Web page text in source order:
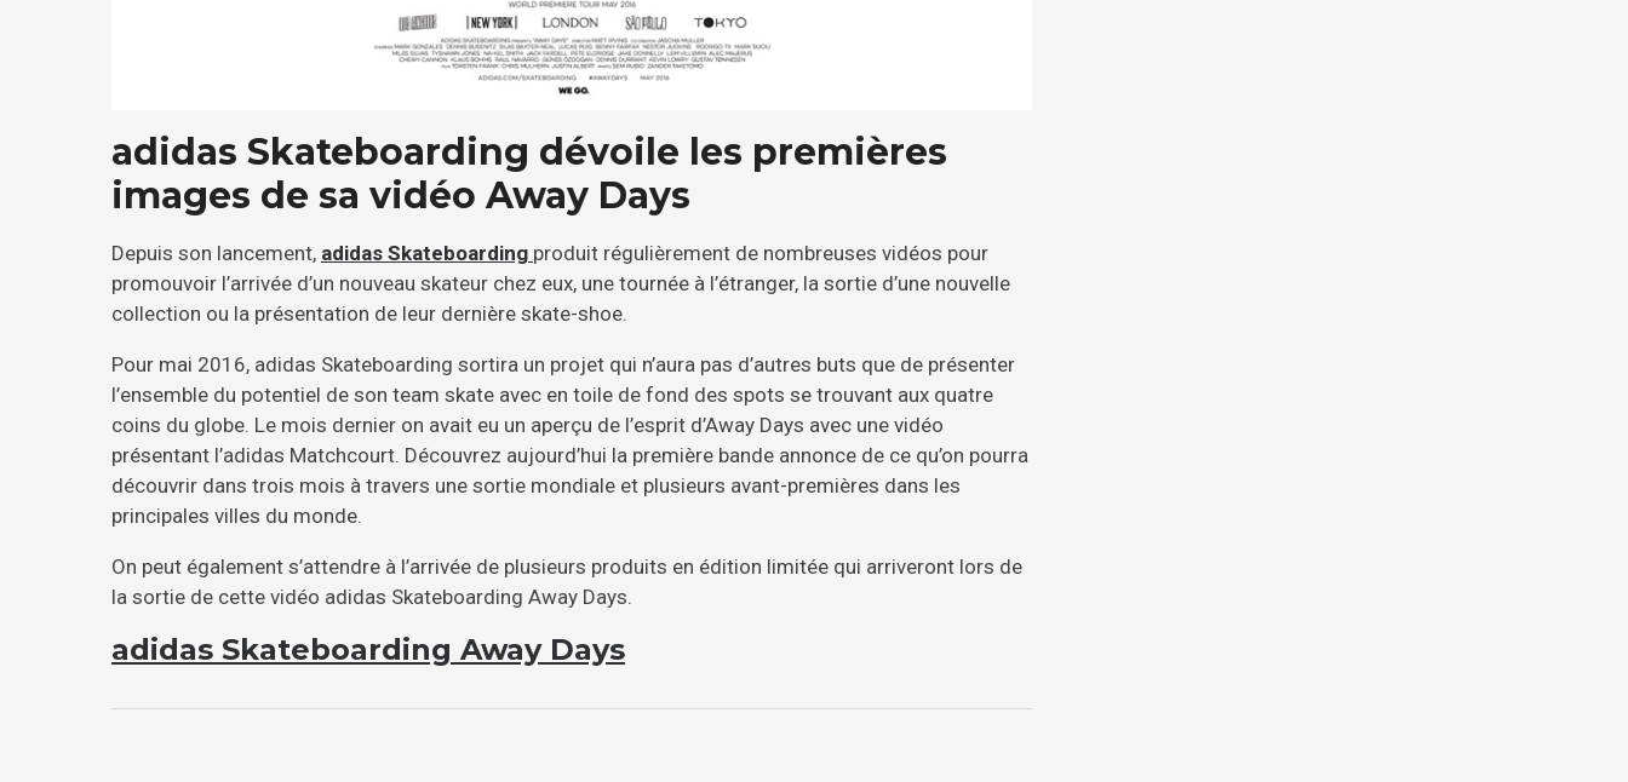
adidas Skateboarding dévoile les premières
images de sa vidéo Away Days
Depuis son lancement, adidas Skateboarding produit régulièrement de nombreuses vidéos pour
promouvoir l’arrivée d’un nouveau skateur chez eux, une tournée à l’étranger, la sortie d’une nouvelle
collection ou la présentation de leur dernière skate-shoe.
Pour mai 2016, adidas Skateboarding sortira un projet qui n’aura pas d’autres buts que de présenter
l’ensemble du potentiel de son team skate avec en toile de fond des spots se trouvant aux quatre
coins du globe. Le mois dernier on avait eu un aperçu de l’esprit d’Away Days avec une vidéo
présentant l’adidas Matchcourt. Découvrez aujourd’hui la première bande annonce de ce qu’on pourra
découvrir dans trois mois à travers une sortie mondiale et plusieurs avant-premières dans les
principales villes du monde.
On peut également s’attendre à l’arrivée de plusieurs produits en édition limitée qui arriveront lors de
la sortie de cette vidéo adidas Skateboarding Away Days.
adidas Skateboarding Away Days